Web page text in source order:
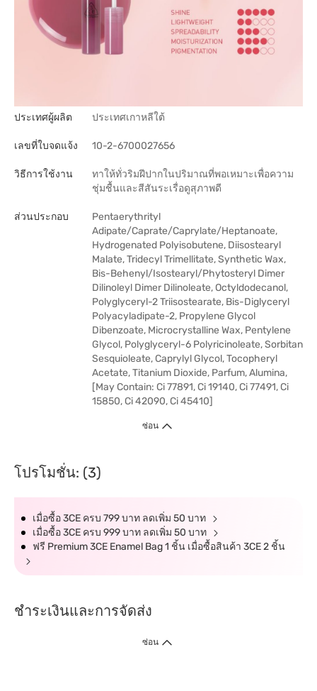
ประเทศผู้ผลิต ประเทศเกาหลีใต้
เลขที่ใบจดแจ้ง 10-2-6700027656
วิธีการใช้งาน
ทาให้ทั่วริมฝีปากในปริมาณที่พอเหมาะเพื่อความ
ชุ่มชื้นและสีสันระเรื่อดูสุภาพดี
ส่วนประกอบ
Pentaerythrityl
Adipate/Caprate/Caprylate/Heptanoate,
Hydrogenated Polyisobutene, Diisostearyl
Malate, Tridecyl Trimellitate, Synthetic Wax,
Bis-Behenyl/Isostearyl/Phytosteryl Dimer
Dilinoleyl Dimer Dilinoleate, Octyldodecanol,
Polyglyceryl-2 Triisostearate, Bis-Diglyceryl
Polyacyladipate-2, Propylene Glycol
Dibenzoate, Microcrystalline Wax, Pentylene
Glycol, Polyglyceryl-6 Polyricinoleate, Sorbitan
Sesquioleate, Caprylyl Glycol, Tocopheryl
Acetate, Titanium Dioxide, Parfum, Alumina,
[May Contain: Ci 77891, Ci 19140, Ci 77491, Ci
15850, Ci 42090, Ci 45410]
ซ่อน
โปรโมชั่น: (3)
เมื่อซื้อ 3CE ครบ 799 บาท ลดเพิ่ม 50 บาท
เมื่อซื้อ 3CE ครบ 999 บาท ลดเพิ่ม 50 บาท
ฟรี Premium 3CE Enamel Bag 1 ชิ้น เมื่อซื้อสินค้า 3CE 2 ชิ้น
ชำระเงินและการจัดส่ง
ซ่อน